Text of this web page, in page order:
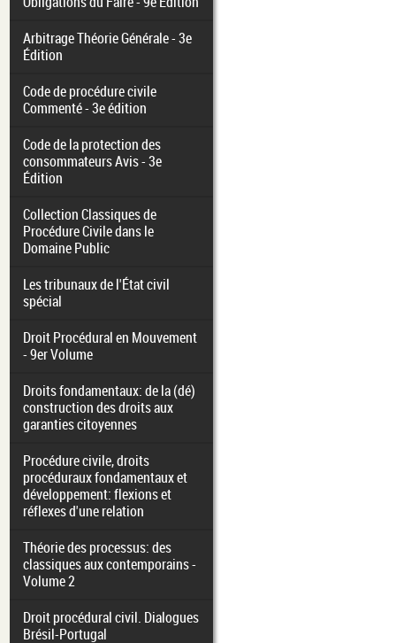
Arbitrage Théorie Générale - 3e
Édition
Code de procédure civile
Commenté - 3e édition
Code de la protection des
consommateurs Avis - 3e
Édition
Collection Classiques de
Procédure Civile dans le
Domaine Public
Les tribunaux de l'État civil
spécial
Droit Procédural en Mouvement
- 9er Volume
Droits fondamentaux: de la (dé)
construction des droits aux
garanties citoyennes
Procédure civile, droits
procéduraux fondamentaux et
développement: flexions et
réflexes d'une relation
Théorie des processus: des
classiques aux contemporains -
Volume 2
Droit procédural civil. Dialogues
Brésil-Portugal